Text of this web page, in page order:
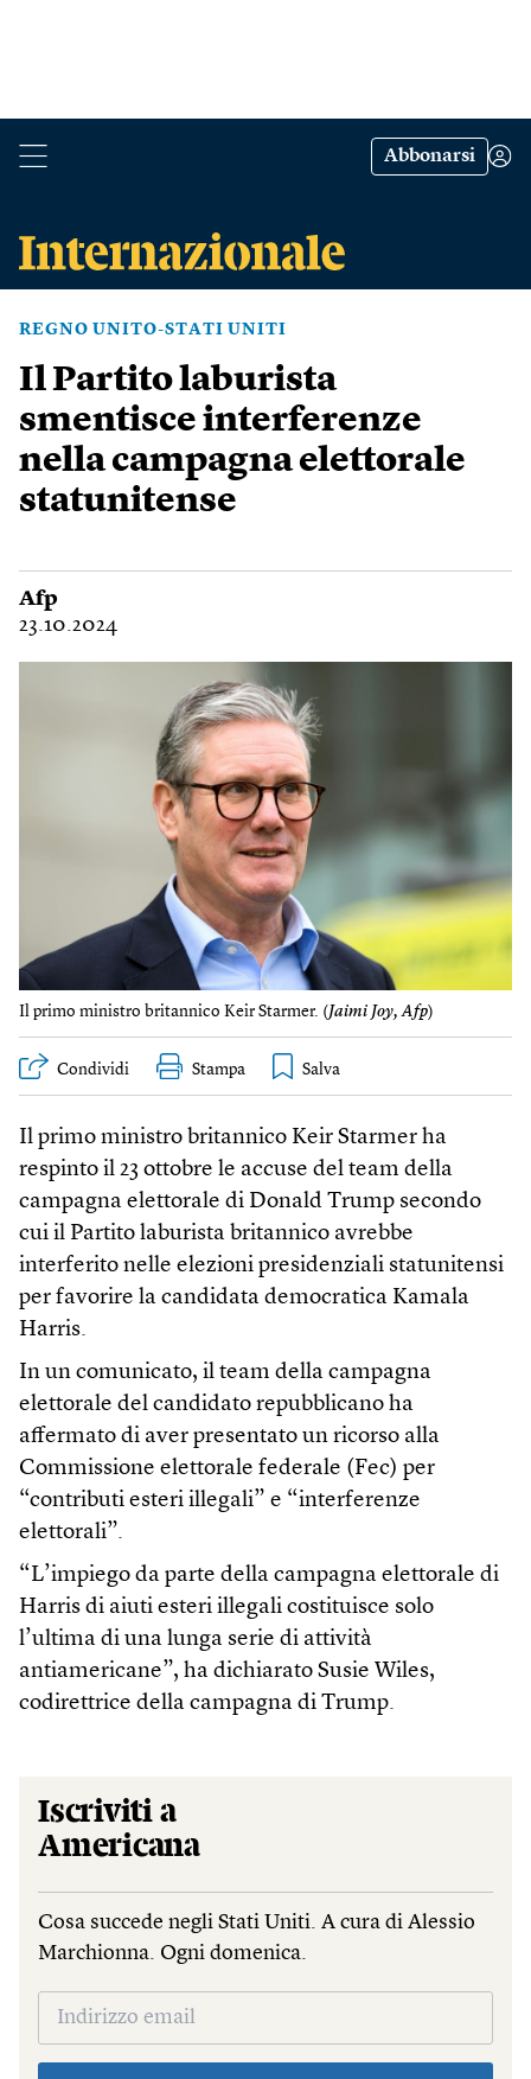
Abbonarsi
REGNO UNITO-STATI UNITI
Il Partito laburista
smentisce interferenze
nella campagna elettorale
statunitense
Afp
23.10.2024
Il primo ministro britannico Keir Starmer. (Jaimi Joy, Afp)
Condividi Stampa
Il primo ministro britannico Keir Starmer ha
respinto il 23 ottobre le accuse del team della
campagna elettorale di Donald Trump secondo
cui il Partito laburista britannico avrebbe
interferito nelle elezioni presidenziali statunitensi
per favorire la candidata democratica Kamala
Harris.
In un comunicato, il team della campagna
elettorale del candidato repubblicano ha
affermato di aver presentato un ricorso alla
Commissione elettorale federale (Fec) per
“contributi esteri illegali” e “interferenze
elettorali”.
“L’impiego da parte della campagna elettorale di
Harris di aiuti esteri illegali costituisce solo
l’ultima di una lunga serie di attività
antiamericane”, ha dichiarato Susie Wiles,
codirettrice della campagna di Trump.
Iscriviti a
Americana
Cosa succede negli Stati Uniti. A cura di Alessio
Marchionna. Ogni domenica.